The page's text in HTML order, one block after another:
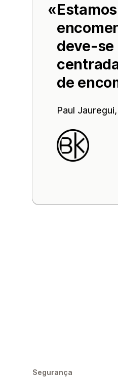
deve-
de
Paul
Segurança